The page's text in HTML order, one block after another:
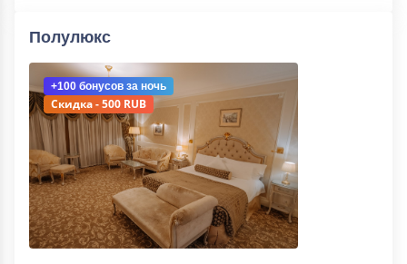
Полулюкс
+100 бонусов за ночь
Скидка - 500 RUB